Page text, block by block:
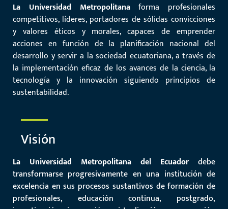
La Universidad Metropolitanaforma profesionales
competitivos, líderes, portadores de sólidas convicciones
y valores éticos y morales, capaces de emprender
acciones en función de la planificación nacional del
desarrollo y servir a la sociedad ecuatoriana, a través de
la implementación eficaz de los avances de la ciencia, la
tecnología y la innovación siguiendo principios de
sustentabilidad.
Visión
La Universidad Metropolitana del Ecuadordebe
transformarse progresivamente en una institución de
excelencia en sus procesos sustantivos de formación de
profesionales, educación continua, postgrado,